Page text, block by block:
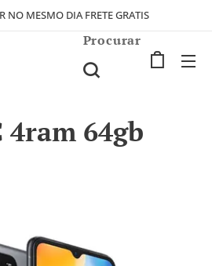
NO MESMO DIA FRETE GRATIS
Procurar
4ram 64gb